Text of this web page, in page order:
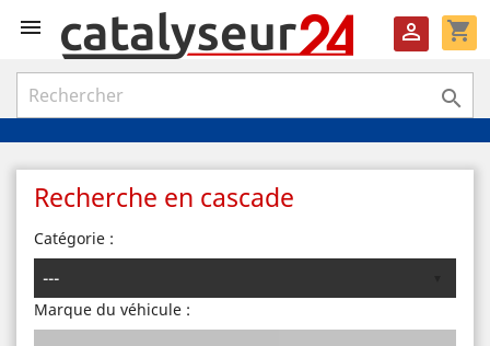
 shopping_cart


Recherche en cascade
Catégorie :
Marque du véhicule :